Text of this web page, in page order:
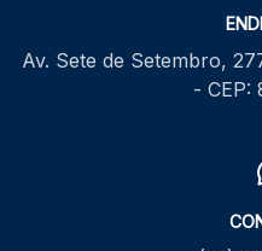
Av. Sete de Setembro,
- CEP: